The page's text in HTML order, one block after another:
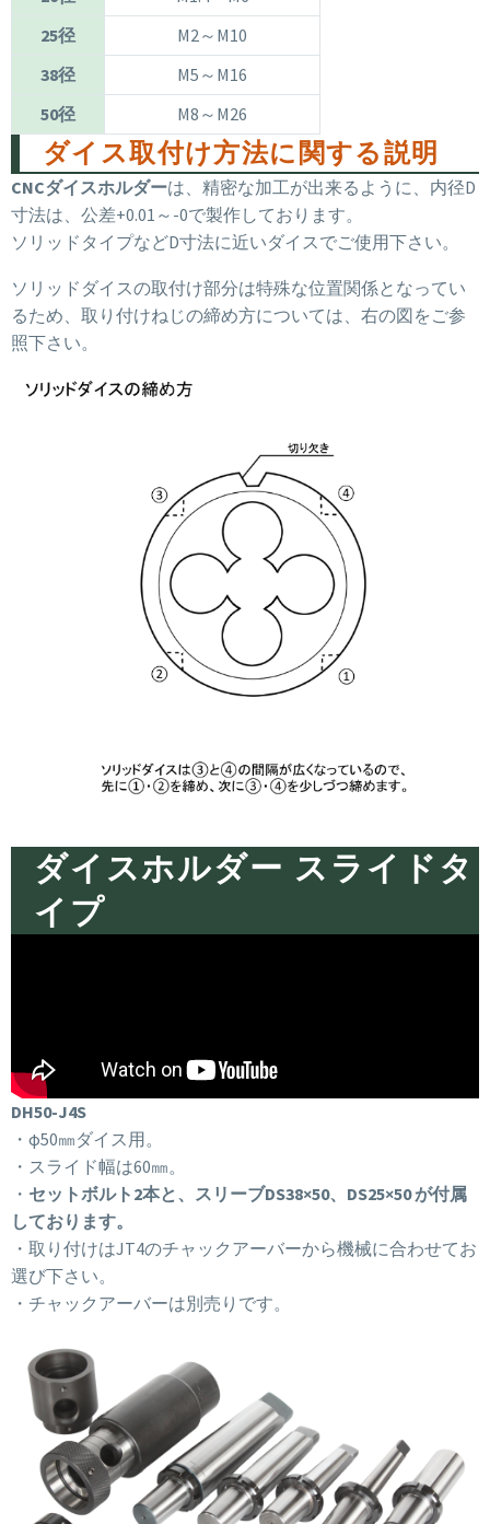
25径
M2～M10
38径
M5～M16
50径
M8～M26
ダイス取付け方法に関する説明
CNCダイスホルダーは、精密な加工が出来るように、内径D
寸法は、公差+0.01～-0で製作しております。
ソリッドタイプなどD寸法に近いダイスでご使用下さい。
ソリッドダイスの取付け部分は特殊な位置関係となってい
るため、取り付けねじの締め方については、右の図をご参
照下さい。
ダイスホルダー スライドタ
イプ
DH50-J4S
・φ50㎜ダイス用。
・スライド幅は60㎜。
・ セットボルト2本と、スリーブDS38×50、DS25×50 が付属
しております。
・取り付けはJT4のチャックアーバーから機械に合わせてお
選び下さい。
・チャックアーバーは別売りです。